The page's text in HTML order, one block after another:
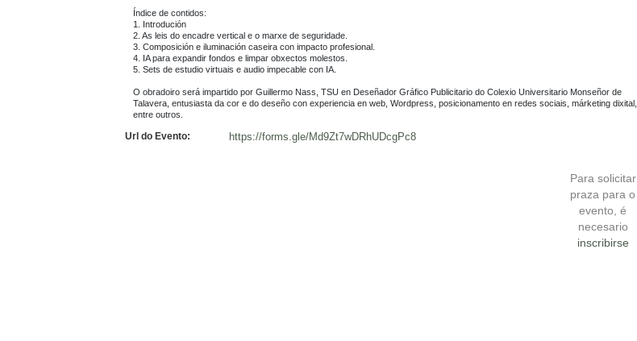
Índice de contidos:
1. Introdución
2. As leis do encadre vertical e o marxe de seguridade.
3. Composición e iluminación caseira con impacto profesional.
4. IA para expandir fondos e limpar obxectos molestos.
5. Sets de estudio virtuais e audio impecable con IA.
O obradoiro será impartido por Guillermo Nass, TSU en Deseñador Gráfico Publicitario do Colexio Universitario Monseñor de
Talavera, entusiasta da cor e do deseño con experiencia en web, Wordpress, posicionamento en redes sociais, márketing dixital,
entre outros.
Url do Evento: https://forms.gle/Md9Zt7wDRhUDcgPc8
Para solicitar
praza para o
evento, é
necesario
inscribirse